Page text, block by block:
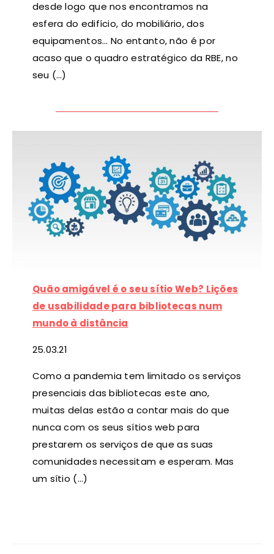
desde logo que nos encontramos na
esfera do edifício, do mobiliário, dos
equipamentos… No entanto, não é por
acaso que o quadro estratégico da RBE, no
seu (…)
Quão amigável é o seu sítio Web? Lições
de usabilidade para bibliotecas num
mundo à distância
25.03.21
Como a pandemia tem limitado os serviços
presenciais das bibliotecas este ano,
muitas delas estão a contar mais do que
nunca com os seus sítios web para
prestarem os serviços de que as suas
comunidades necessitam e esperam. Mas
um sítio (…)